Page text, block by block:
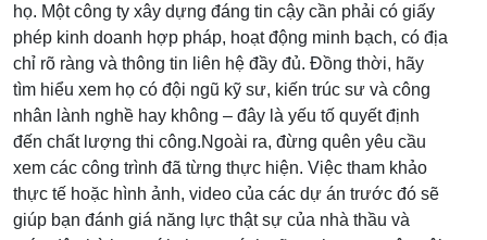
họ. Một công ty xây dựng đáng tin cậy cần phải có giấy
phép kinh doanh hợp pháp, hoạt động minh bạch, có địa
chỉ rõ ràng và thông tin liên hệ đầy đủ. Đồng thời, hãy
tìm hiểu xem họ có đội ngũ kỹ sư, kiến trúc sư và công
nhân lành nghề hay không – đây là yếu tố quyết định
đến chất lượng thi công.Ngoài ra, đừng quên yêu cầu
xem các công trình đã từng thực hiện. Việc tham khảo
thực tế hoặc hình ảnh, video của các dự án trước đó sẽ
giúp bạn đánh giá năng lực thật sự của nhà thầu và